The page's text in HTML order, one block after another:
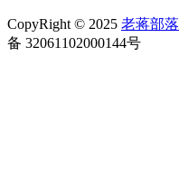
CopyRight © 2025 老蒋部落
备 32061102000144号